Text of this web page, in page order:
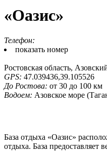
«Оазис»
Телефон:
показать номер
Ростовская область,
GPS: 47.039436,39.105526
До Ростова: от 30 до 100 км
Водоем: Азовское море
База отдыха «Оазис»
отдыха. База предоставляет